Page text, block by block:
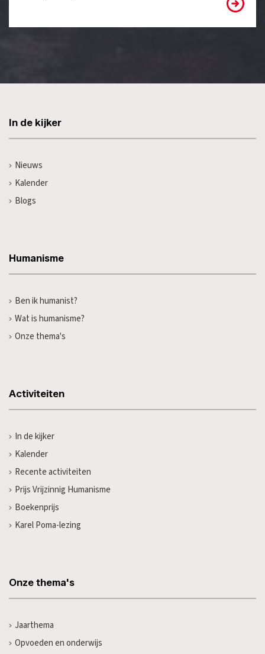
In de kijker
Nieuws
Kalender
Blogs
Humanisme
Ben ik humanist?
Wat is humanisme?
Onze thema's
Activiteiten
In de kijker
Kalender
Recente activiteiten
Prijs Vrijzinnig Humanisme
Boekenprijs
Karel Poma-lezing
Onze thema's
Jaarthema
Opvoeden en onderwijs